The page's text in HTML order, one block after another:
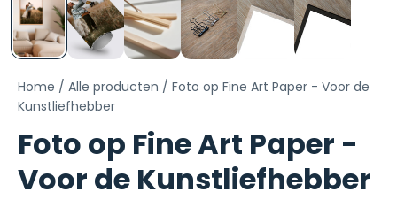
Home / Alle producten / Foto op Fine Art Paper - Voor de
Kunstliefhebber
Foto op Fine Art Paper -
Voor de Kunstliefhebber